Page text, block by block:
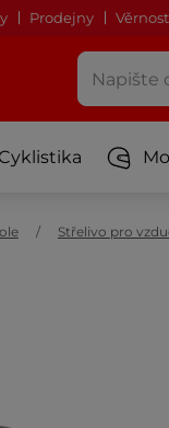
Prodejny
Cyklistika
Střelivo pro